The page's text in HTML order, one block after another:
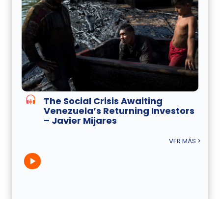
The Social Crisis Awaiting
Venezuela’s Returning Investors
– Javier Mijares
VER MÁS >